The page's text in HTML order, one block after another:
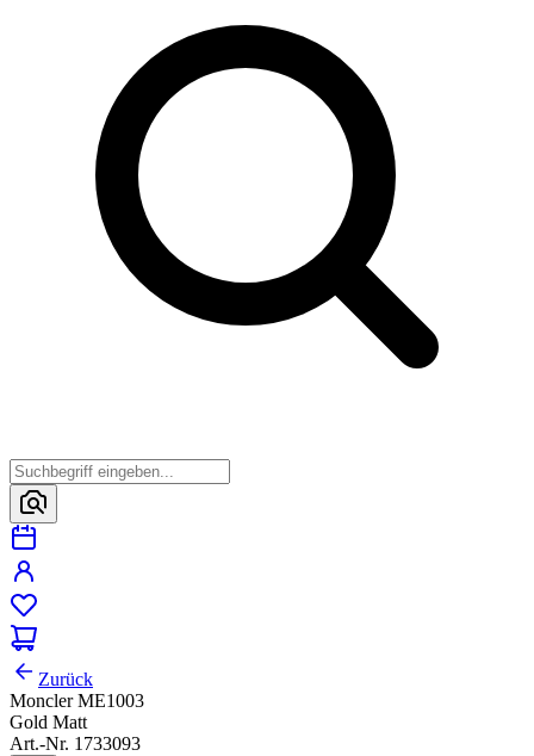
Zurück
Moncler ME1003
Gold Matt
Art.-Nr. 1733093